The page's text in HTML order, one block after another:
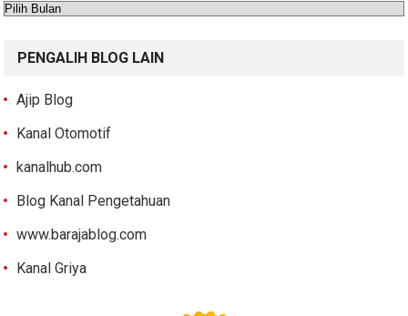
Arsip
PENGALIH BLOG LAIN
Ajip Blog
Kanal Otomotif
kanalhub.com
Blog Kanal Pengetahuan
www.barajablog.com
Kanal Griya